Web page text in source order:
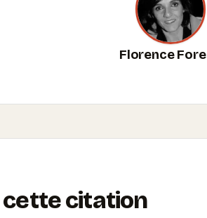
Florence
cette citation